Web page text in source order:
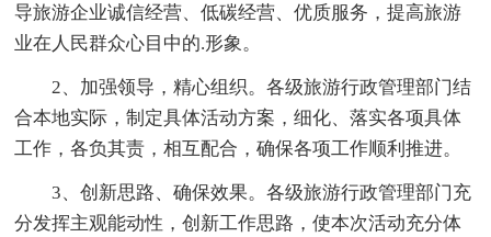
导旅游企业诚信经营、低碳经营、优质服务，提高旅游
业在人民群众心目中的.形象。
2、加强领导，精心组织。各级旅游行政管理部门结
合本地实际，制定具体活动方案，细化、落实各项具体
工作，各负其责，相互配合，确保各项工作顺利推进。
3、创新思路、确保效果。各级旅游行政管理部门充
分发挥主观能动性，创新工作思路，使本次活动充分体